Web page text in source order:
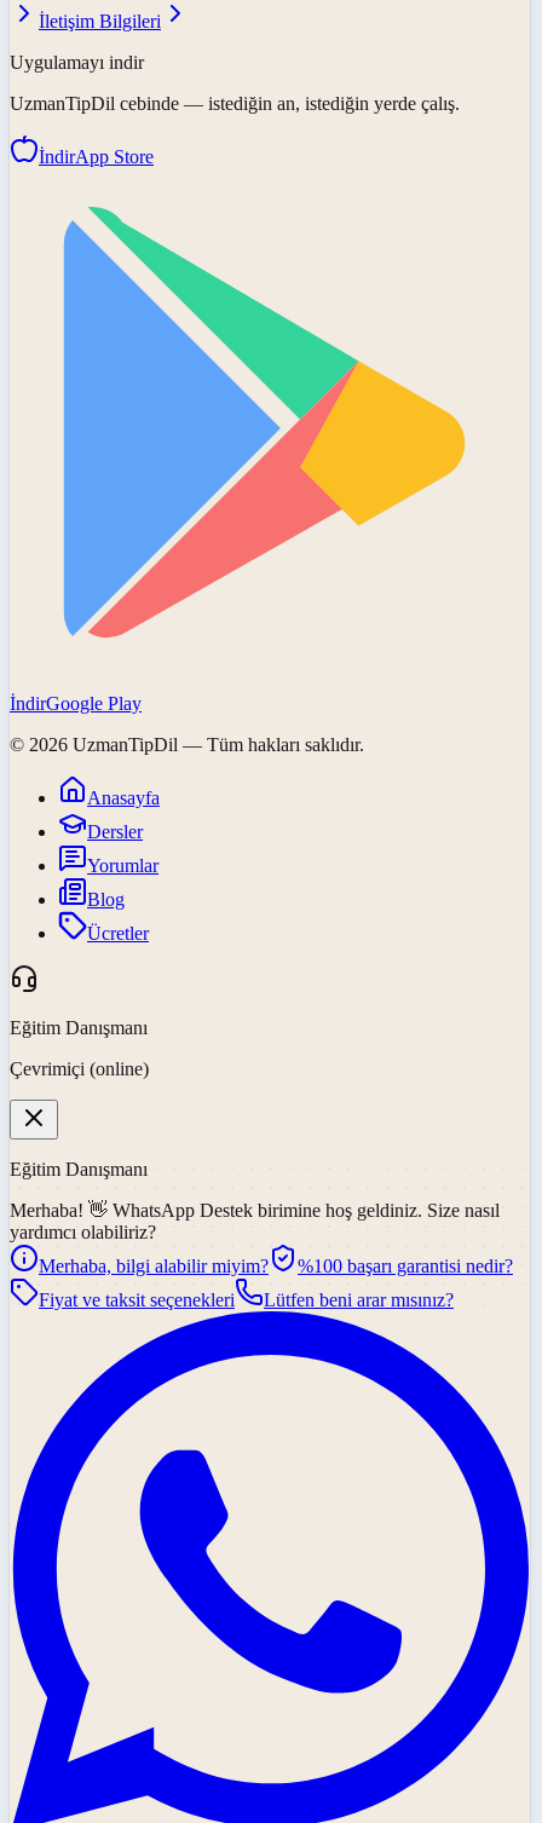
İletişim Bilgileri
Uygulamayı indir
UzmanTipDil cebinde — istediğin an, istediğin yerde çalış.
İndirApp Store
İndirGoogle Play
© 2026 UzmanTipDil — Tüm hakları saklıdır.
Anasayfa
Dersler
Yorumlar
Blog
Ücretler
Eğitim Danışmanı
Çevrimiçi (online)
Eğitim Danışmanı
Merhaba! 👋 WhatsApp Destek birimine hoş geldiniz. Size nasıl
yardımcı olabiliriz?
Merhaba, bilgi alabilir miyim?
%100 başarı garantisi nedir?
Fiyat ve taksit seçenekleri
Lütfen beni arar mısınız?